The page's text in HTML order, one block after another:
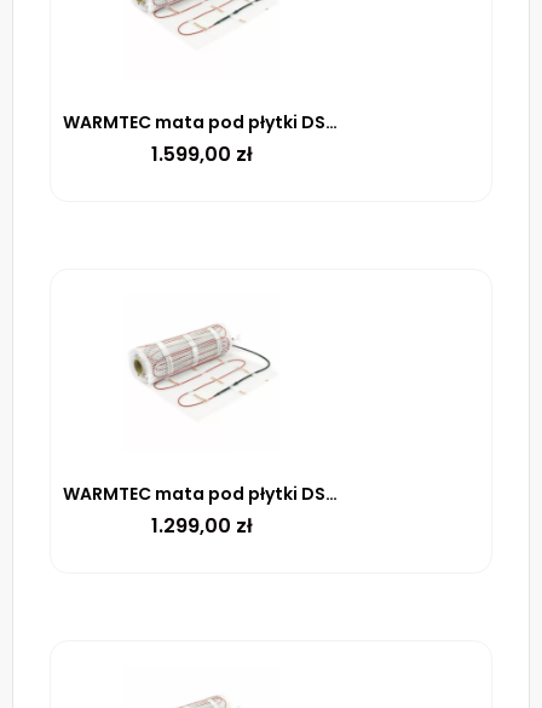
WARMTEC mata pod płytki DS2-140 170 W/m² – 14m²
1.599,00 zł
WARMTEC mata pod płytki DS2-120 170 W/m² – 12m²
1.299,00 zł